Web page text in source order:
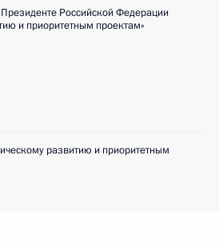
Российской Федерации
и приоритетным проектам»
развитию и приоритетным